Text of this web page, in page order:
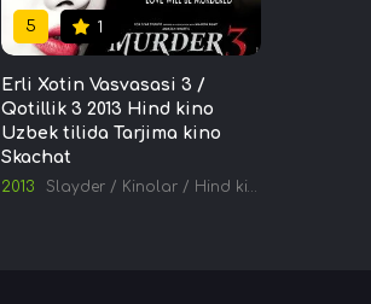
5 1
Erli Xotin Vasvasasi 3 /
Qotillik 3 2013 Hind kino
Uzbek tilida Tarjima kino
Skachat
2013 Slayder / Kinolar / Hind kinolar